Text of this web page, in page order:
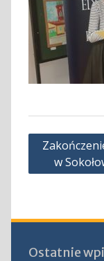
Nawigacja
wpisu
w
Ostatnie